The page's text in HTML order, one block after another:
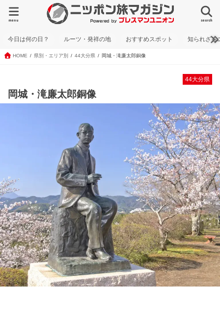
search
menu
今日は何の日？ ルーツ・発祥の地 おすすめスポット 知られざる
HOME 県別・エリア別 44大分県 岡城・滝廉太郎銅像
44大分県
岡城・滝廉太郎銅像